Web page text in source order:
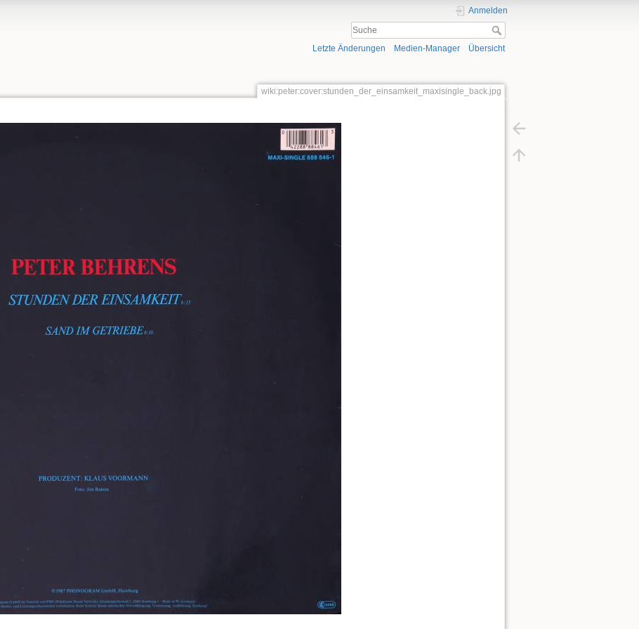
Anmelden
Letzte Änderungen Medien-Manager Übersicht
wiki:peter:cover:stunden_der_einsamkeit_maxisingle_back.jpg